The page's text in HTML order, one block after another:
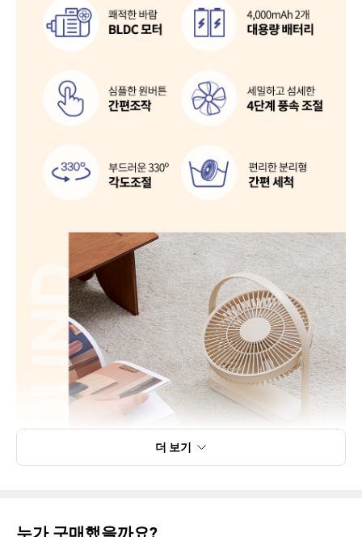
더 보기
누가 구매했을까요?